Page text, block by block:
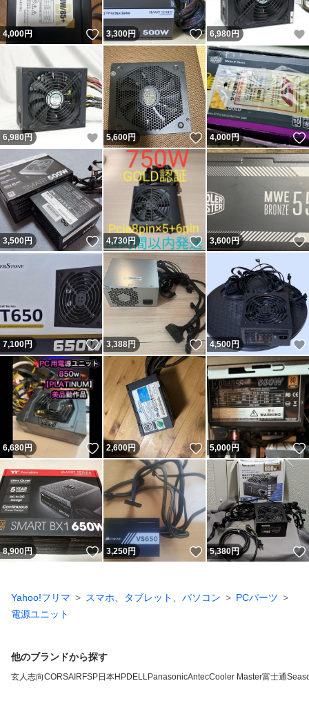
4,000円 いいね！
3,300円 いいね！
6,980円
6,980 円 いいね！
5,600円 いいね！
4,000円
3,500円 いいね！
4,730円 いいね！
3,600円
7,100円 いいね！
3,388円 いいね！
4,500円
6,680円 いいね！
2,600円 いいね！
5,000円
8,900円 いいね！
3,250円 いいね！
5,380円
Yahoo!フリマ スマホ、タブレット、パソコン
PCパーツ
電源ユニット
他のブランドから探す
玄人志向CORSAIR FSP日本HPDELLPanasonicAntecCooler Master富士通